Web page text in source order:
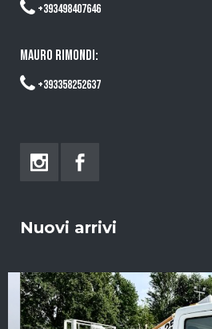
+393498407646
MAURO RIMONDI:
+393358252637
Nuovi arrivi